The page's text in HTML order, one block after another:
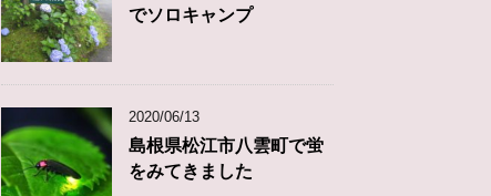
でソロキャンプ
2020/06/13
島根県松江市八雲町で蛍
をみてきました